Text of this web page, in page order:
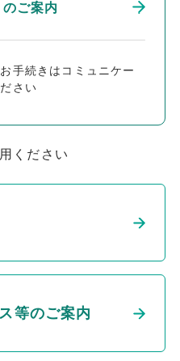
ご案内
手続きはコミュニケー
さい
ください
等のご案内